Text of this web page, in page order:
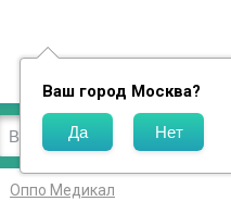
Ваш город Москва?
Оппо Медикал